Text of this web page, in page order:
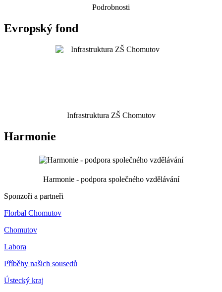
Podrobnosti
Evropský fond
Infrastruktura ZŠ Chomutov
Harmonie
Harmonie - podpora společného vzdělávání
Sponzoři a partneři
Florbal Chomutov
Chomutov
Labora
Příběhy našich sousedů
Ústecký kraj